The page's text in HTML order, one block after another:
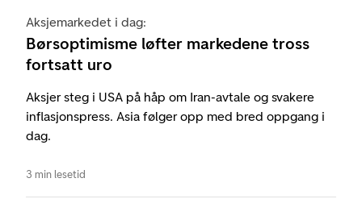
Aksjemarkedet i dag:
Børsoptimisme løfter markedene tross
fortsatt uro
Aksjer steg i USA på håp om Iran-avtale og svakere
inflasjonspress. Asia følger opp med bred oppgang i
dag.
3 min lesetid